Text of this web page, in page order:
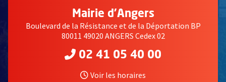
Mairie d'Angers
Boulevard de la Résistance et de la Déportation BP
80011 49020 ANGERS Cedex 02
02 41 05 40 00
Voir les horaires